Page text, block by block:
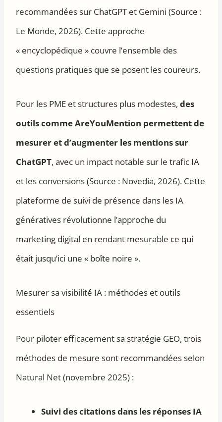
recommandées sur ChatGPT et Gemini (Source :
Le Monde, 2026). Cette approche
« encyclopédique » couvre l’ensemble des
questions pratiques que se posent les coureurs.
Pour les PME et structures plus modestes,des
outils comme AreYouMention permettent de
mesurer et d’augmenter les mentions sur
ChatGPT, avec un impact notable sur le trafic IA
et les conversions (Source : Novedia, 2026). Cette
plateforme de suivi de présence dans les IA
génératives révolutionne l’approche du
marketing digital en rendant mesurable ce qui
était jusqu’ici une « boîte noire ».
Mesurer sa visibilité IA : méthodes et outils
essentiels
Pour piloter efficacement sa stratégie GEO, trois
méthodes de mesure sont recommandées selon
Natural Net (novembre 2025) :
Suivi des citations dans les réponses IA